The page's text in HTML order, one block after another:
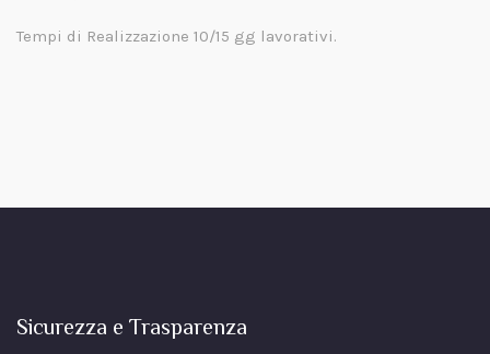
Tempi di Realizzazione 10/15 gg lavorativi.
Sicurezza e Trasparenza